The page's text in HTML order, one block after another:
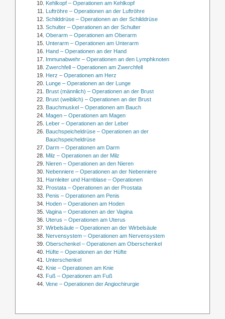
Kehlkopf – Operationen am Kehlkopf
Luftröhre – Operationen an der Luftröhre
Schilddrüse – Operationen an der Schilddrüse
Schulter – Operationen an der Schulter
Oberarm – Operationen am Oberarm
Unterarm – Operationen am Unterarm
Hand – Operationen an der Hand
Immunabwehr – Operationen an den Lymphknoten
Zwerchfell – Operationen am Zwerchfell
Herz – Operationen am Herz
Lunge – Operationen an der Lunge
Brust (männlich) – Operationen an der Brust
Brust (weiblich) – Operationen an der Brust
Bauchmuskel – Operationen am Bauch
Magen – Operationen am Magen
Leber – Operationen an der Leber
Bauchspeicheldrüse – Operationen an der
Bauchspeicheldrüse
Darm – Operationen am Darm
Milz – Operationen an der Milz
Nieren – Operationen an den Nieren
Nebenniere – Operationen an der Nebenniere
Harnleiter und Harnblase – Operationen
Prostata – Operationen an der Prostata
Penis – Operationen am Penis
Hoden – Operationen am Hoden
Vagina – Operationen an der Vagina
Uterus – Operationen am Uterus
Wirbelsäule – Operationen an der Wirbelsäule
Nervensystem – Operationen am Nervensystem
Oberschenkel – Operationen am Oberschenkel
Hüfte – Operationen an der Hüfte
Unterschenkel
Knie – Operationen am Knie
Fuß – Operationen am Fuß
Vene – Operationen der Angiochirurgie